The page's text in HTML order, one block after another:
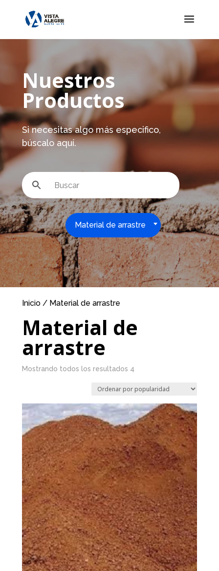
Nuestros
Productos
Si necesitas algo más especifico,
búscalo aquí.
Material de arrastre
Inicio/ Material de arrastre
Material de
arrastre
Mostrando todos los resultados 4